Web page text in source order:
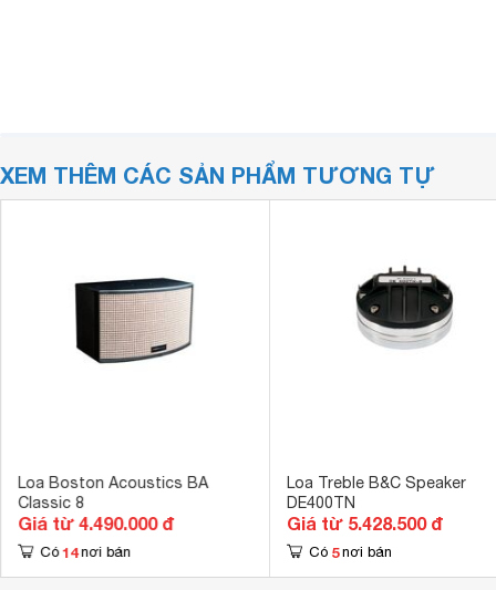
XEM THÊM CÁC SẢN PHẨM TƯƠNG TỰ
Loa Boston Acoustics BA
Classic 8
Giá từ 4.490.000 đ
Có 14 nơi bán
Loa Treble B&C Speaker
DE400TN
Giá từ 5.428.500 đ
Có 5 nơi bán